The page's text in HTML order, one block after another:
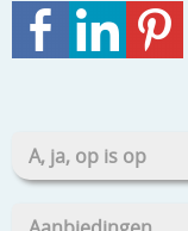
A, ja, op is op